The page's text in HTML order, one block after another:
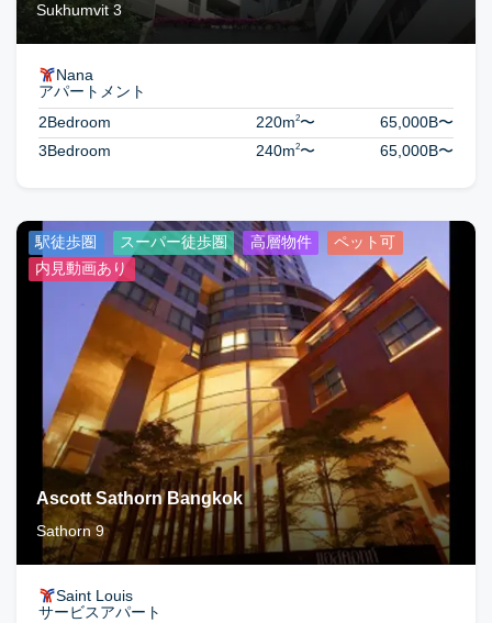
Sukhumvit 3
Nana
アパートメント
2Bedroom
220m2〜 65,000B〜
3Bedroom
240m2〜 65,000B〜
駅徒歩圏 スーパー徒歩圏 高層物件
ペット可
内見動画あり
Ascott Sathorn Bangkok
Sathorn 9
Saint Louis
サービスアパート